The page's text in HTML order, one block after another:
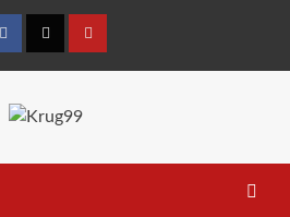
FacebookTwitterYouTube